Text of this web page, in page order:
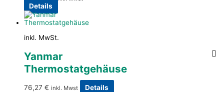
Details
inkl. MwSt.
Yanmar
Thermostatgehäuse
76,27 € inkl. Mwst Details